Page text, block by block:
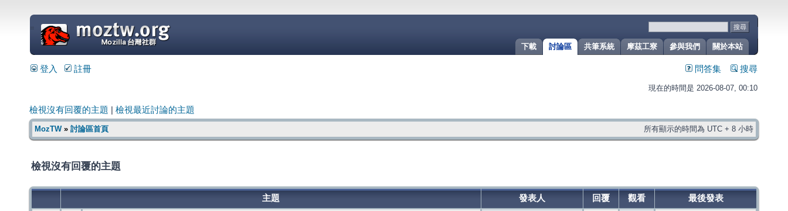
關於本站
參與我們
摩茲工寮
共筆系統
討論區
下載
=
登入 註冊 問答集 搜尋
現在的時間是 2026-08-07, 00:10
檢視沒有回覆的主題 檢視最近討論的主題
MozTW» 討論區首頁 所有顯示的時間為 UTC + 8 小時
檢視沒有回覆的主題
主題 發表人 回覆 觀看 最後發表